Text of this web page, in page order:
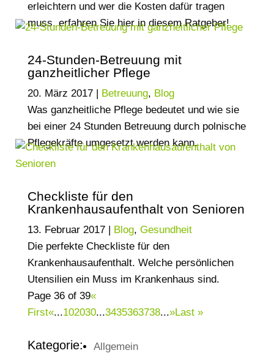
erleichtern und wer die Kosten dafür tragen
muss, erfahren Sie hier in diesem Ratgeber!
24-Stunden-Betreuung mit
ganzheitlicher Pflege
20. März 2017| Betreuung, Blog
Was ganzheitliche Pflege bedeutet und wie sie
bei einer 24 Stunden Betreuung durch polnische
Pflegekräfte umgesetzt werden kann.
Checkliste für den
Krankenhausaufenthalt von Senioren
13. Februar 2017| Blog, Gesundheit
Die perfekte Checkliste für den
Krankenhausaufenthalt. Welche persönlichen
Utensilien ein Muss im Krankenhaus sind.
Page 36 of 39«
First«...102030...3435363738...»Last »
Kategorie:
Allgemein